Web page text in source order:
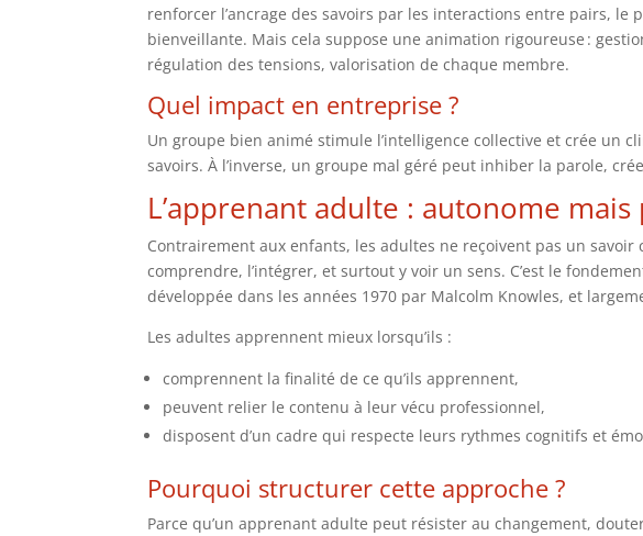
renforcer l’ancrage des savoirs par les interactions entre pairs, le
bienveillante. Mais cela suppose une animation rigoureuse :
régulation des tensions, valorisation de chaque membre.
Quel impact en entreprise ?
Un groupe bien animé stimule l’intelligence collective et crée un
savoirs. À l’inverse, un groupe mal géré peut inhiber la parole,
L’apprenant adulte : autonome
Contrairement aux enfants, les adultes ne reçoivent pas un
comprendre, l’intégrer, et surtout y voir un sens. C’est le
développée dans les années 1970 par Malcolm Knowles, et
Les adultes apprennent mieux lorsqu’ils :
comprennent la finalité de ce qu’ils apprennent,
peuvent relier le contenu à leur vécu professionnel,
disposent d’un cadre qui respecte leurs rythmes cognitifs et
Pourquoi structurer cette approche ?
Parce qu’un apprenant adulte peut résister au changement,